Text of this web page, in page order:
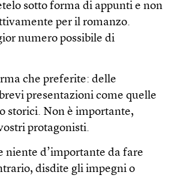
sotto forma di appunti e non
per il romanzo.
numero possibile di
che preferite: delle
presentazioni come quelle
storici. Non è importante,
protagonisti.
niente d’importante da fare
disdite gli impegni o